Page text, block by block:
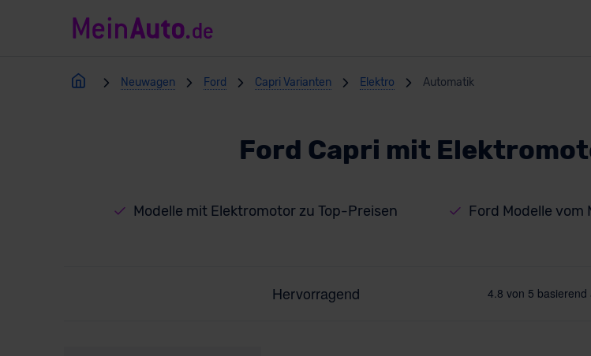
Neuwagen Ford Capri Varianten Elektro Automatik
Ford Capri mit
Modelle mit Elektromotor zu Top-Preisen Ford Modelle